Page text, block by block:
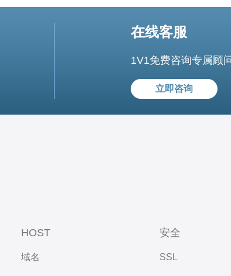
在线客服
1V1免费咨询专属顾
立即咨询
HOST
域名
安全
SSL